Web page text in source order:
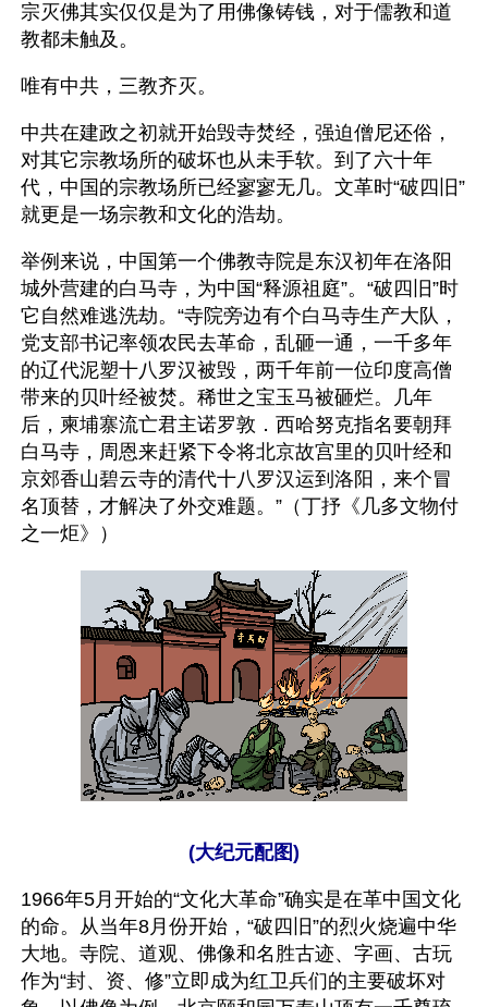
宗灭佛其实仅仅是为了用佛像铸钱，对于儒教和道
教都未触及。
唯有中共，三教齐灭。
中共在建政之初就开始毁寺焚经，强迫僧尼还俗，
对其它宗教场所的破坏也从未手软。到了六十年
代，中国的宗教场所已经寥寥无几。文革时“破四旧”
就更是一场宗教和文化的浩劫。
举例来说，中国第一个佛教寺院是东汉初年在洛阳
城外营建的白马寺，为中国“释源祖庭”。“破四旧”时
它自然难逃洗劫。“寺院旁边有个白马寺生产大队，
党支部书记率领农民去革命，乱砸一通，一千多年
的辽代泥塑十八罗汉被毁，两千年前一位印度高僧
带来的贝叶经被焚。稀世之宝玉马被砸烂。几年
后，柬埔寨流亡君主诺罗敦．西哈努克指名要朝拜
白马寺，周恩来赶紧下令将北京故宫里的贝叶经和
京郊香山碧云寺的清代十八罗汉运到洛阳，来个冒
名顶替，才解决了外交难题。”（丁抒《几多文物付
之一炬》）
(大纪元配图)
1966年5月开始的“文化大革命”确实是在革中国文化
的命。从当年8月份开始，“破四旧”的烈火烧遍中华
大地。寺院、道观、佛像和名胜古迹、字画、古玩
作为“封、资、修”立即成为红卫兵们的主要破坏对